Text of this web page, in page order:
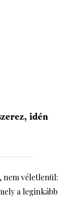
idén
nem véletlenül:
a leginkább